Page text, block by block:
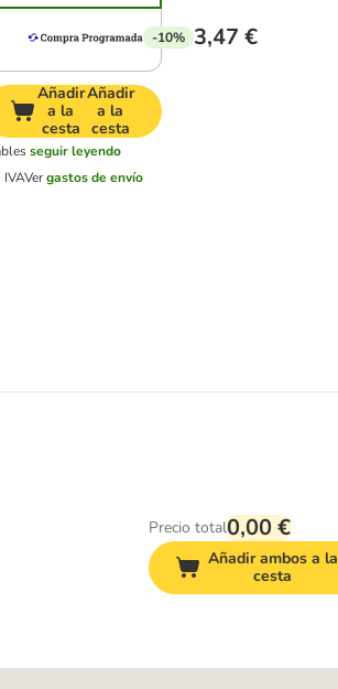
-10% 3,47 €
Añadir
a la
cesta
Añadir
a la
cesta
seguir leyendo
Vergastos de envío
Precio total0,00 €
Añadir ambos a la
cesta